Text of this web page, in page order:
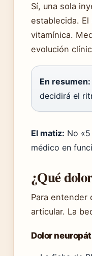
Sí, una sola
establecida.
vitamínica.
evolución
En resumen:
decidirá el
El matiz: No
médico en
¿Qué
Para entender
articular. La
Dolor